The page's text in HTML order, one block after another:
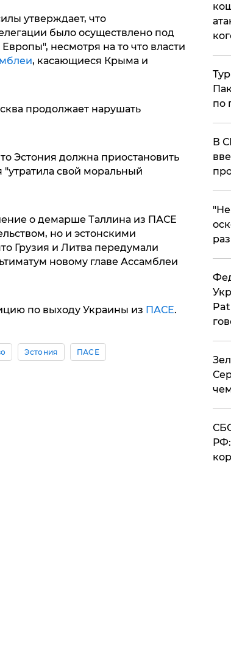
утверждает, что
было осуществлено под
несмотря на то что власти
, касающиеся Крыма и
продолжает нарушать
Эстония должна приостановить
"утратила свой моральный
о демарше Таллина из ПАСЕ
но и эстонскими
Грузия и Литва передумали
новому главе Ассамблеи
по выходу Украины из ПАСЕ.
Эстония ПАСЕ
по
В